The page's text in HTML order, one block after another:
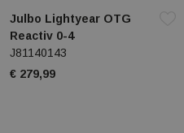
Julbo Lightyear OTG
Reactiv 0-4
J81140143
€ 279,99